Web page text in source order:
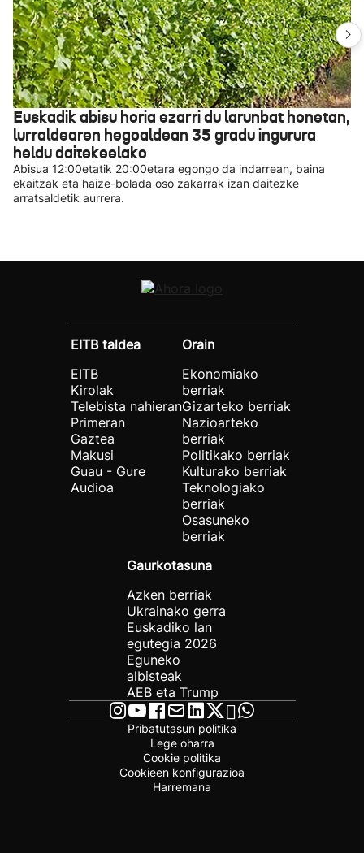
Euskadik abisu horia ezarri du larunbat honetan,
lurraldearen hegoaldean 35 gradu ingurura
heldu daitekeelako
Abisua 12:00etatik 20:00etara egongo da indarrean, baina
ekaitzak eta haize-bolada oso zakarrak izan daitezke
arratsaldetik aurrera.
EITB taldea
EITB
Kirolak
Telebista nahieran
Primeran
Gaztea
Makusi
Guau - Gure
Audioa
Orain
Ekonomiako
berriak
Gizarteko berriak
Nazioarteko
berriak
Politikako berriak
Kulturako berriak
Teknologiako
berriak
Osasuneko
berriak
Gaurkotasuna
Azken berriak
Ukrainako gerra
Euskadiko lan
egutegia 2026
Eguneko
albisteak
AEB eta Trump
Pribatutasun politika
Lege oharra
Cookie politika
Cookieen konfigurazioa
Harremana